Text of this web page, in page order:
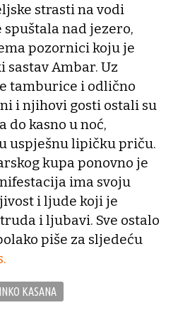
strasti na vodi
spuštala nad jezero,
pozornici koju je
sastav Ambar. Uz
tamburice i odlično
i njihovi gosti ostali su
do kasno u noć,
uspješnu lipičku priču.
kupa ponovno je
ima svoju
i ljude koji je
i ljubavi. Sve ostalo
piše za sljedeću
KASANA